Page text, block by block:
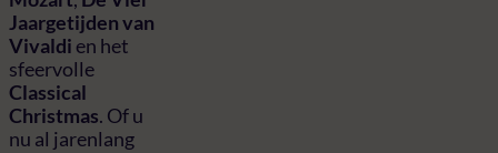
Jaargetijden van
Vivaldi en het
sfeervolle
Classical
Christmas. Of u
nu al jarenlang